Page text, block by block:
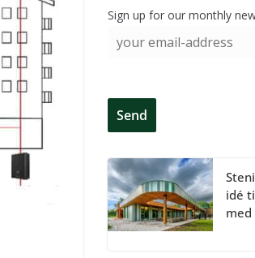
Sign up for our monthly
idé